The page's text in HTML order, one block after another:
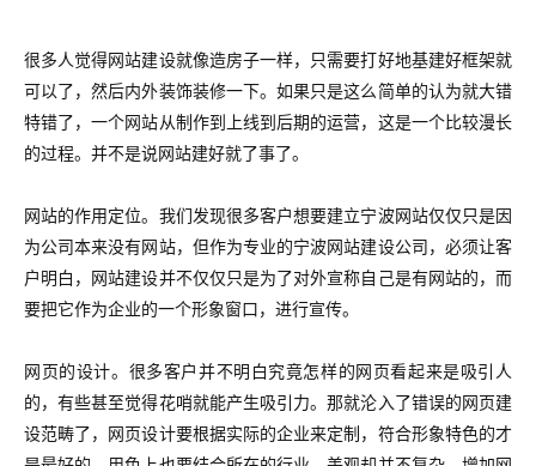
很多人觉得网站建设就像造房子一样，只需要打好地基建好框架就
可以了，然后内外装饰装修一下。如果只是这么简单的认为就大错
特错了，一个网站从制作到上线到后期的运营，这是一个比较漫长
的过程。并不是说网站建好就了事了。
网站的作用定位。我们发现很多客户想要建立宁波网站仅仅只是因
为公司本来没有网站，但作为专业的宁波网站建设公司，必须让客
户明白，网站建设并不仅仅只是为了对外宣称自己是有网站的，而
要把它作为企业的一个形象窗口，进行宣传。
网页的设计。很多客户并不明白究竟怎样的网页看起来是吸引人
的，有些甚至觉得花哨就能产生吸引力。那就沦入了错误的网页建
设范畴了，网页设计要根据实际的企业来定制，符合形象特色的才